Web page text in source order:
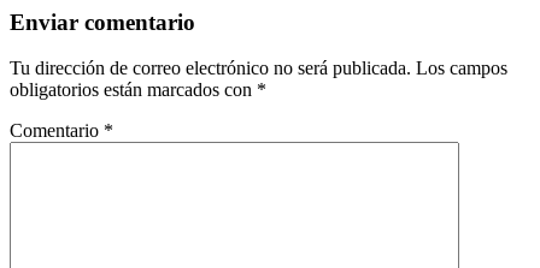
Enviar comentario
Tu dirección de correo electrónico no será publicada. Los campos
obligatorios están marcados con *
Comentario *